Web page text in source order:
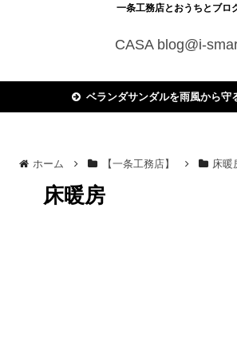
一条工務店とおうちとブロ
CASA blog@i-
ベランダサンダルを雨風から
ホーム 【一条工務店】 床暖
床暖房